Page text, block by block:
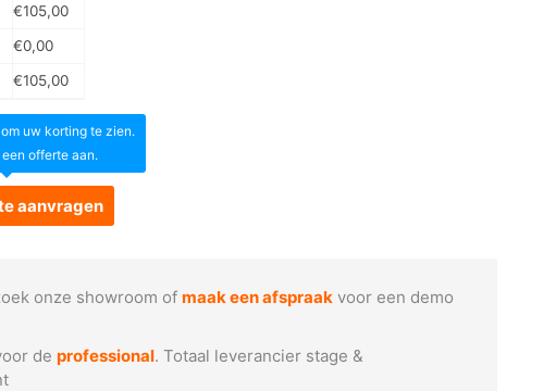
€105,00
€0,00
€105,00
om uw korting te zien.
offerte aan.
aanvragen
onze showroom ofmaak een afspraak voor een demo
deprofessional. Totaal leverancier stage &